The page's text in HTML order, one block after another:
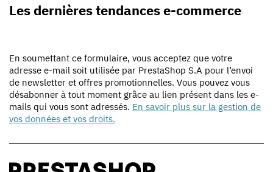
Les dernières tendances e-commerce
En soumettant ce formulaire, vous acceptez que votre
adresse e-mail soit utilisée par PrestaShop S.A pour l’envoi
de newsletter et offres promotionnelles. Vous pouvez vous
désabonner à tout moment grâce au lien présent dans les e-
mails qui vous sont adressés. En savoir plus sur la gestion de
vos données et vos droits.